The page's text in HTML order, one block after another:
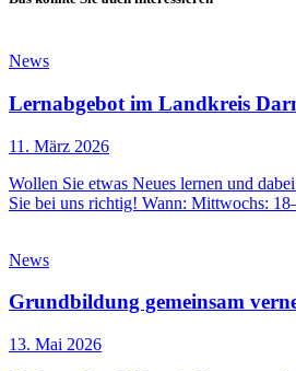
News
Lernabgebot im Landkreis
11. März 2026
Wollen Sie etwas Neues lernen und
Sie bei uns richtig! Wann: Mittwochs:
News
Grundbildung gemeinsam
13. Mai 2026